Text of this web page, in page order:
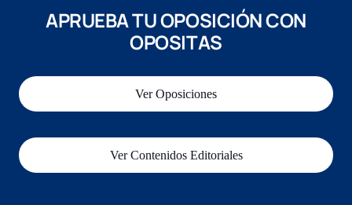
APRUEBA TU OPOSICIÓN CON
OPOSITAS
Ver Oposiciones
Ver Contenidos Editoriales